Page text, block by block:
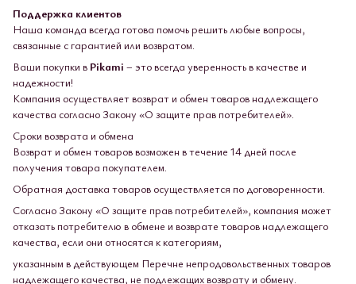
Поддержка клиентов
Наша команда всегда готова помочь решить любые вопросы,
связанные с гарантией или возвратом.
Ваши покупки в Pikami – это всегда уверенность в качестве и
надежности!
Компания осуществляет возврат и обмен товаров надлежащего
качества согласно Закону «О защите прав потребителей».
Сроки возврата и обмена
Возврат и обмен товаров возможен в течение 14 дней после
получения товара покупателем.
Обратная доставка товаров осуществляется по договоренности.
Согласно Закону «О защите прав потребителей», компания может
отказать потребителю в обмене и возврате товаров надлежащего
качества, если они относятся к категориям,
указанным в действующем Перечне непродовольственных товаров
надлежащего качества, не подлежащих возврату и обмену.